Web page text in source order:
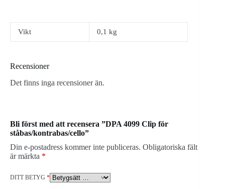
Vikt 0,1 kg
Recensioner
Det finns inga recensioner än.
Bli först med att recensera ”DPA 4099 Clip för
ståbas/kontrabas/cello”
Din e-postadress kommer inte publiceras. Obligatoriska fält
är märkta *
DITT BETYG *